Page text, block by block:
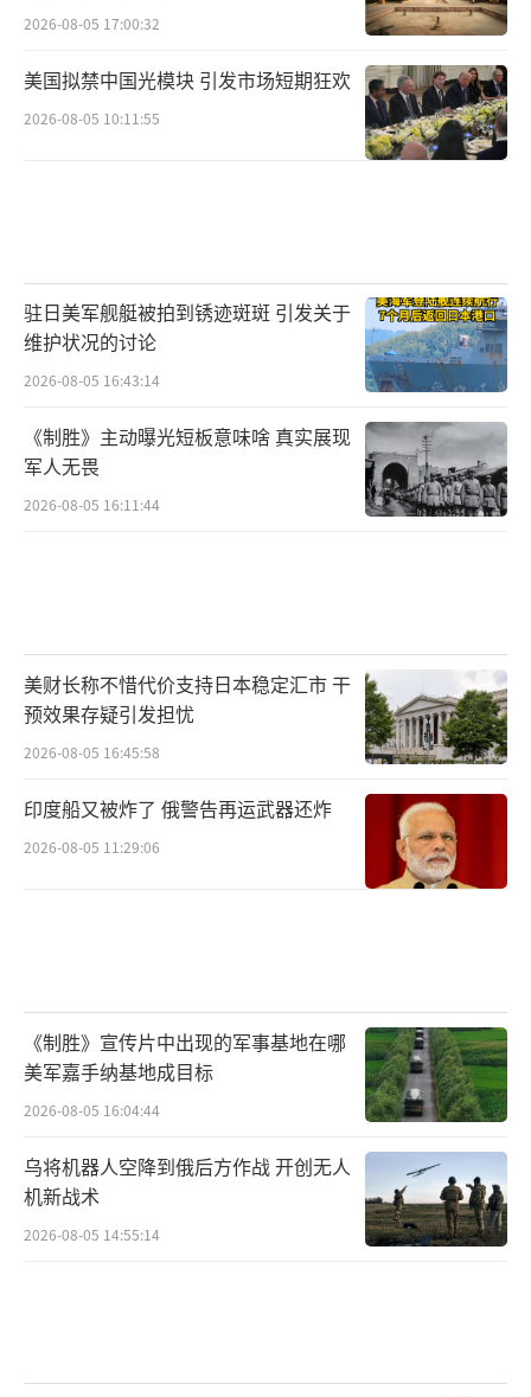
2026-08-05 17:00:32
美国拟禁中国光模块 引发市场短期狂欢
2026-08-05 10:11:55
驻日美军舰艇被拍到锈迹斑斑 引发关于
维护状况的讨论
2026-08-05 16:43:14
《制胜》主动曝光短板意味啥 真实展现
军人无畏
2026-08-05 16:11:44
美财长称不惜代价支持日本稳定汇市 干
预效果存疑引发担忧
2026-08-05 16:45:58
印度船又被炸了 俄警告再运武器还炸
2026-08-05 11:29:06
《制胜》宣传片中出现的军事基地在哪
美军嘉手纳基地成目标
2026-08-05 16:04:44
乌将机器人空降到俄后方作战 开创无人
机新战术
2026-08-05 14:55:14